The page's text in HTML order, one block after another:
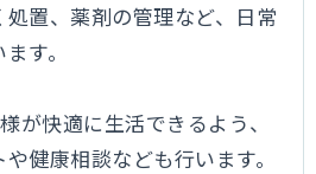
置、薬剤の管理など、日常
す。
が快適に生活できるよう、
健康相談なども行います。